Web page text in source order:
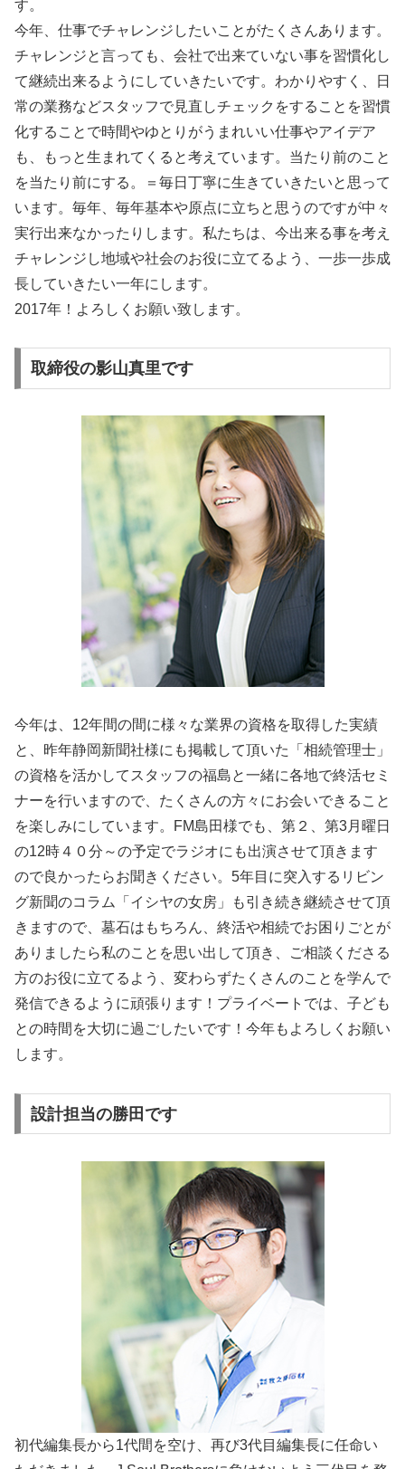
す。
今年、仕事でチャレンジしたいことがたくさんあります。
チャレンジと言っても、会社で出来ていない事を習慣化し
て継続出来るようにしていきたいです。わかりやすく、日
常の業務などスタッフで見直しチェックをすることを習慣
化することで時間やゆとりがうまれいい仕事やアイデア
も、もっと生まれてくると考えています。当たり前のこと
を当たり前にする。＝毎日丁寧に生きていきたいと思って
います。毎年、毎年基本や原点に立ちと思うのですが中々
実行出来なかったりします。私たちは、今出来る事を考え
チャレンジし地域や社会のお役に立てるよう、一歩一歩成
長していきたい一年にします。
2017年！よろしくお願い致します。
取締役の影山真里です
今年は、12年間の間に様々な業界の資格を取得した実績
と、昨年静岡新聞社様にも掲載して頂いた「相続管理士」
の資格を活かしてスタッフの福島と一緒に各地で終活セミ
ナーを行いますので、たくさんの方々にお会いできること
を楽しみにしています。FM島田様でも、第２、第3月曜日
の12時４０分～の予定でラジオにも出演させて頂きます
ので良かったらお聞きください。5年目に突入するリビン
グ新聞のコラム「イシヤの女房」も引き続き継続させて頂
きますので、墓石はもちろん、終活や相続でお困りごとが
ありましたら私のことを思い出して頂き、ご相談くださる
方のお役に立てるよう、変わらずたくさんのことを学んで
発信できるように頑張ります！プライベートでは、子ども
との時間を大切に過ごしたいです！今年もよろしくお願い
します。
設計担当の勝田です
初代編集長から1代間を空け、再び3代目編集長に任命い